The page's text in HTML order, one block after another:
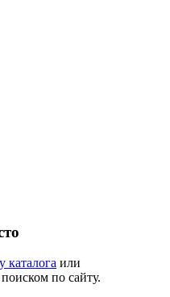
каталога или
по сайту.